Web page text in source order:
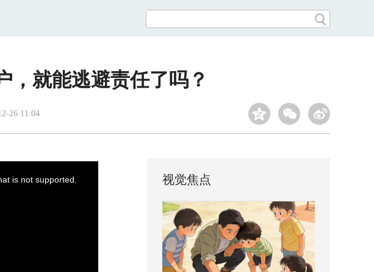
，就能逃避责任了吗？
26 11:04
is not supported. 视觉焦点